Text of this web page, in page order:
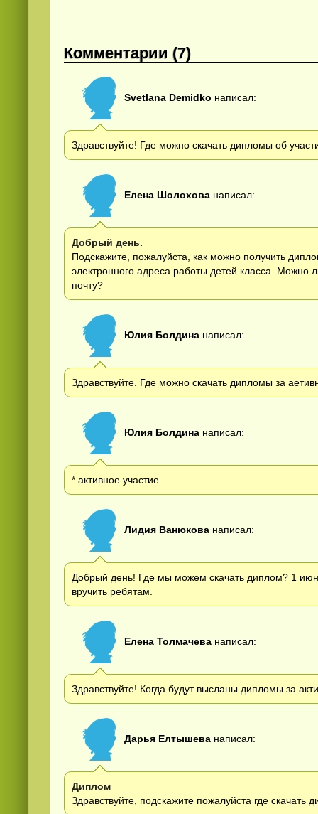
Комментарии (7)
Svetlana Demidko написал:
Здравствуйте! Где можно скачать дипломы об
Елена Шолохова написал:
Добрый день.
Подскажите, пожалуйста, как можно получить
электронного адреса работы детей класса. Можно
почту?
Юлия Болдина написал:
Здравствуйте. Где можно скачать дипломы за
Юлия Болдина написал:
* активное участие
Лидия Ванюкова написал:
Добрый день! Где мы можем скачать диплом? 1
вручить ребятам.
Елена Толмачева написал:
Здравствуйте! Когда будут высланы дипломы за
Дарья Елтышева написал:
Диплом
Здравствуйте, подскажите пожалуйста где скачать